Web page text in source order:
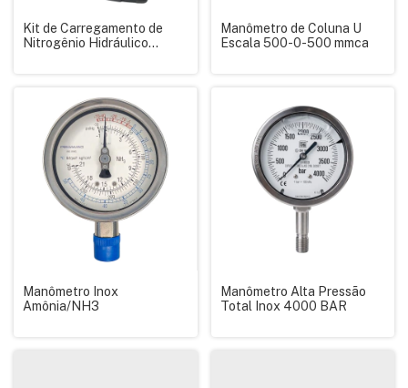
Kit de Carregamento de
Nitrogênio Hidráulico
Manômetro de Coluna U
Escala 500-0-500 mmca
Manômetro Inox
Amônia/NH3
Manômetro Alta Pressão
Total Inox 4000 BAR